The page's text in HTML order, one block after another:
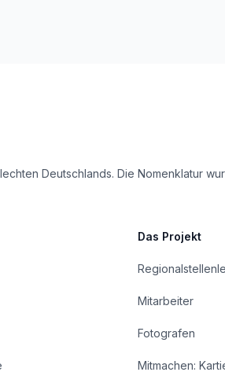
Deutschlands. Die Nomenklatur
Das Projekt
Mitarbeiter
Fotografen
Mitmachen: